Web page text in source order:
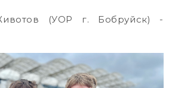
(УОР г. Бобруйск) -